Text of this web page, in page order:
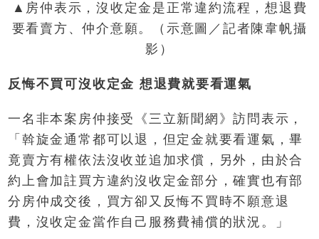
▲房仲表示，沒收定金是正常違約流程，想退費
要看賣方、仲介意願。（示意圖／記者陳韋帆攝
影）
反悔不買可沒收定金 想退費就要看運氣
一名非本案房仲接受《三立新聞網》訪問表示，
「斡旋金通常都可以退，但定金就要看運氣，畢
竟賣方有權依法沒收並追加求償，另外，由於合
約上會加註買方違約沒收定金部分，確實也有部
分房仲成交後，買方卻又反悔不買時不願意退
費，沒收定金當作自己服務費補償的狀況。」